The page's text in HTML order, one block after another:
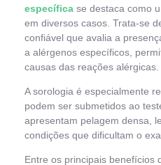
específica se destaca como
em diversos casos. Trata-se
confiável que avalia a
a alérgenos específicos,
causas das reações alérgicas.
A sorologia é especialmente
podem ser submetidos ao
apresentam pelagem densa,
condições que dificultam o
Entre os principais benefícios